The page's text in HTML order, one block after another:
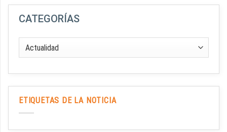
CATEGORÍAS
ETIQUETAS DE LA NOTICIA